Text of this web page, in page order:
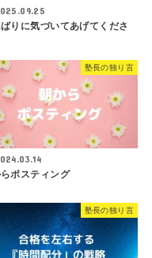
りに気づいてあげてくださ
塾長の独り言
ポスティング
塾長の独り言